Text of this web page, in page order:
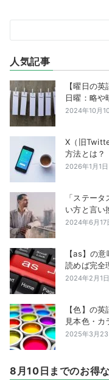
人気記事
【曜日の
日曜：略や
2024年10月
X（旧
方法とは？
2026年1月1日
「ステー
い方と言い
2024年6月17
【as】の
読めば完全
2024年2月1日
【色】の
見本色・カ
2025年3月23
8月10日までのお得